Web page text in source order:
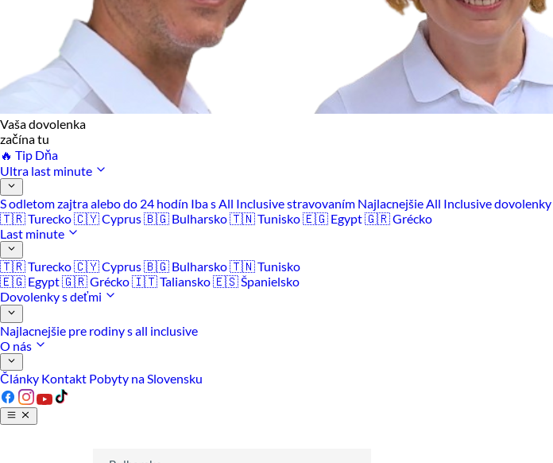
Vaša dovolenka
začína tu
🔥 Tip Dňa
Ultra last minute
S odletom zajtra alebo do 24 hodín Iba s All Inclusive stravovaním Najlacnejšie All Inclusive dovolenky
🇹🇷 Turecko🇨🇾 Cyprus🇧🇬 Bulharsko🇹🇳 Tunisko🇪🇬 Egypt🇬🇷 Grécko
Last minute
🇹🇷 Turecko🇨🇾 Cyprus🇧🇬 Bulharsko🇹🇳 Tunisko
🇪🇬 Egypt🇬🇷 Grécko🇮🇹 Taliansko🇪🇸 Španielsko
Dovolenky s deťmi
Najlacnejšie pre rodiny s all inclusive
O nás
Články Kontakt Pobyty na Slovensku